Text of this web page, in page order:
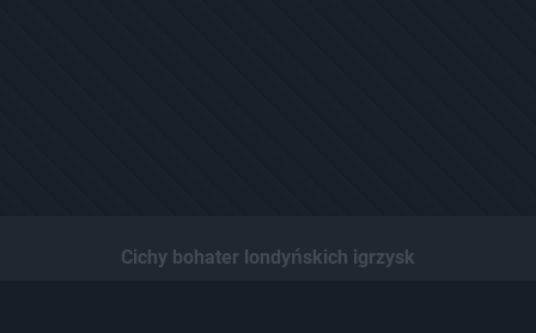
Cichy bohater londyńskich igrzysk